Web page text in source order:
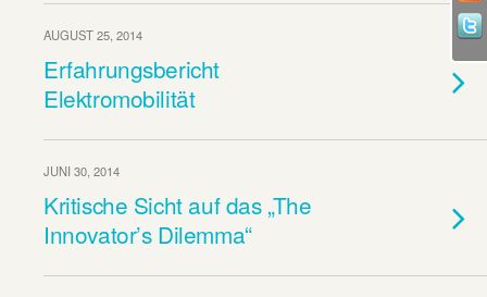
AUGUST 25, 2014
Erfahrungsbericht
Elektromobilität
JUNI 30, 2014
Kritische Sicht auf das „The
Innovator’s Dilemma“